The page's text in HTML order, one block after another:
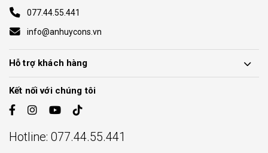
077.44.55.441
info@anhuycons.vn
Hỗ trợ khách hàng
Kết nối với chúng tôi
Hotline: 077.44.55.441